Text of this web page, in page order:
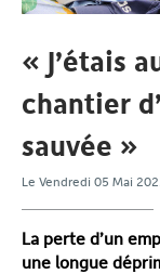
« J’étais
chantier
sauvée »
Le Vendredi 05
La perte d’un
une longue